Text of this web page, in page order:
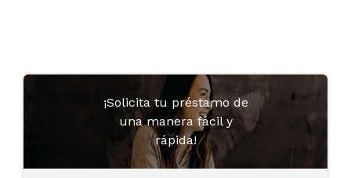
¡Solicita tu préstamo de
una manera fácil y
rápida!